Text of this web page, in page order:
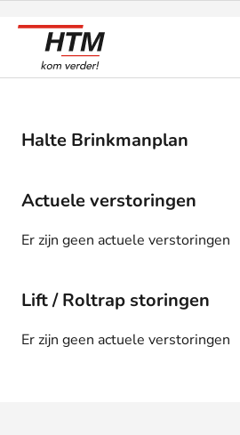
Halte Brinkmanplan
Actuele verstoringen
Er zijn geen actuele verstoringen
Lift / Roltrap storingen
Er zijn geen actuele verstoringen